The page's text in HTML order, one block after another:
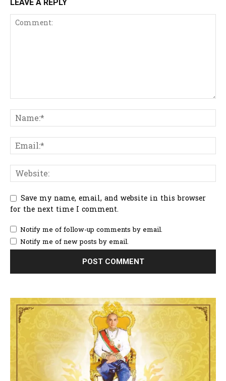
LEAVE A REPLY
Save my name, email, and website in this browser
for the next time I comment.
Notify me of follow-up comments by email.
Notify me of new posts by email.